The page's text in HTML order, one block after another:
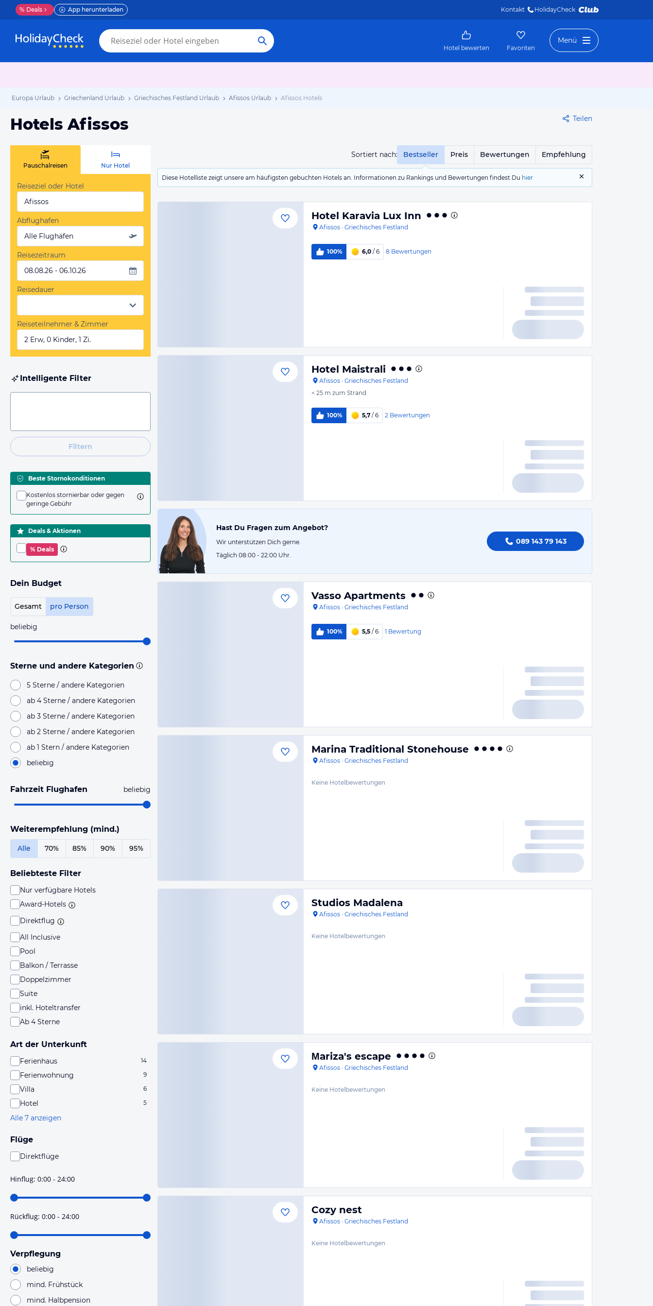
% Deals App herunterladen Kontakt HolidayCheck
Hotel bewerten Favoriten
Menü
Europa Urlaub Griechenland Urlaub Griechisches Festland Urlaub Afissos Urlaub Afissos Hotels
Hotels Afissos Teilen
Sortiert nach: Bestseller Preis Bewertungen Empfehlung
Diese Hotelliste zeigt unsere am häufigsten gebuchten Hotels an. Informationen zu Rankings und Bewertungen findest Du hier
Pauschalreisen Nur Hotel
Reiseziel oder Hotel
Afissos
Abflughafen
Alle Flughäfen
Reisezeitraum
08.08.26 - 06.10.26
Reisedauer
Reiseteilnehmer & Zimmer
2 Erw, 0 Kinder, 1 Zi.
Intelligente Filter
Filtern
Beste Stornokonditionen
Kostenlos stornierbar oder gegen
geringe Gebühr
Deals & Aktionen
% Deals
Dein Budget
Gesamt pro Person
beliebig
Sterne und andere Kategorien
5 Sterne / andere Kategorien
ab 4 Sterne / andere Kategorien
ab 3 Sterne / andere Kategorien
ab 2 Sterne / andere Kategorien
ab 1 Stern / andere Kategorien
beliebig
Fahrzeit Flughafen beliebig
Weiterempfehlung (mind.)
Alle 70% 85% 90% 95%
Beliebteste Filter
Nur verfügbare Hotels
Award-Hotels
Direktflug
All Inclusive
Pool
Balkon / Terrasse
Doppelzimmer
Suite
inkl. Hoteltransfer
Ab 4 Sterne
Art der Unterkunft
Ferienhaus 14
Ferienwohnung 9
Villa 6
Hotel 5
Alle 7 anzeigen
Flüge
Direktflüge
hoher Wahrscheinlichkeit Direktflüge sind. Bitte
prüfe vor der Buchung noch einmal die Flugdetails.
Hinflug: 0:00 - 24:00
Rückflug: 0:00 - 24:00
Verpflegung
beliebig
mind. Frühstück
mind. Halbpension
Hotel Karavia Lux Inn
Afissos · Griechisches Festland
100% 6,0 / 6 8 Bewertungen
Hotel Maistrali
Afissos · Griechisches Festland
< 25 m zum Strand
100% 5,7 / 6 2 Bewertungen
Hast Du Fragen zum Angebot?
Wir unterstützen Dich gerne.
Täglich 08:00 - 22:00 Uhr.
089 143 79 143
Vasso Apartments
Afissos · Griechisches Festland
100% 5,5 / 6 1 Bewertung
Marina Traditional Stonehouse
Afissos · Griechisches Festland
Keine Hotelbewertungen
Studios Madalena
Afissos · Griechisches Festland
Keine Hotelbewertungen
Μariza's escape
Afissos · Griechisches Festland
Keine Hotelbewertungen
Cozy nest
Afissos · Griechisches Festland
Keine Hotelbewertungen